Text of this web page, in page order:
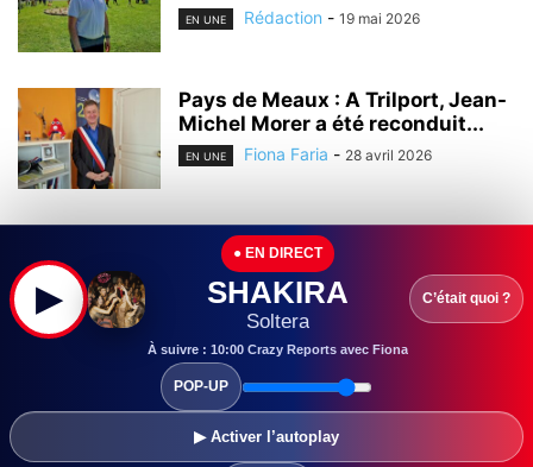
EN UNE Rédaction - 19 mai 2026
Pays de Meaux : A Trilport, Jean-
Michel Morer a été reconduit...
EN UNE Fiona Faria - 28 avril 2026
Seine-et-Marne : Ile-de-France
Mobilités a dévoilé la première
rame rénovée autorail...
Fiona Faria 17 avril 2026
Pays de Meaux : Ateliers,
animations et conférences… A
Fiona Faria -
▶
● EN DIRECT
SHAKIRA
Soltera
À suivre : 10:00 Crazy Reports avec Fiona
▶ Activer l’autoplay
C’était quoi ?
POP-UP